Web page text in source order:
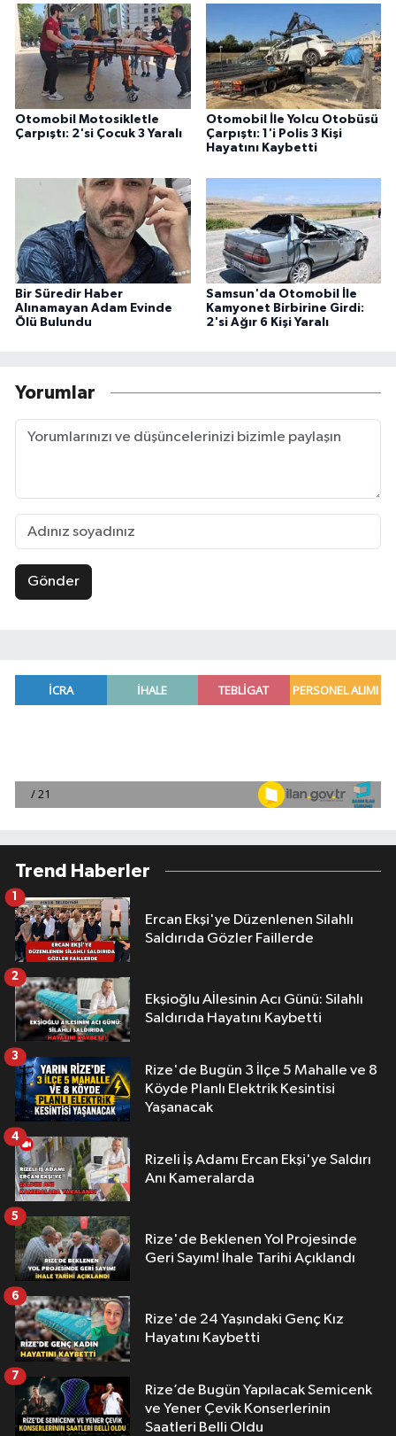
Otomobil Motosikletle
Çarpıştı: 2'si Çocuk 3 Yaralı
Otomobil İle Yolcu Otobüsü
Çarpıştı: 1'i Polis 3 Kişi
Hayatını Kaybetti
Bir Süredir Haber
Alınamayan Adam Evinde
Ölü Bulundu
Samsun'da Otomobil İle
Kamyonet Birbirine Girdi:
2'si Ağır 6 Kişi Yaralı
Yorumlar
Gönder
Trend Haberler
Ercan Ekşi'ye Düzenlenen Silahlı
Saldırıda Gözler Faillerde
1
Ekşioğlu Aİlesinin Acı Günü: Silahlı
Saldırıda Hayatını Kaybetti
2
Rize'de Bugün 3 İlçe 5 Mahalle ve 8
Köyde Planlı Elektrik Kesintisi
Yaşanacak
3
Rizeli İş Adamı Ercan Ekşi'ye Saldırı
Anı Kameralarda
4
Rize'de Beklenen Yol Projesinde
Geri Sayım! İhale Tarihi Açıklandı
5
Rize'de 24 Yaşındaki Genç Kız
Hayatını Kaybetti
6
Rize’de Bugün Yapılacak Semicenk
ve Yener Çevik Konserlerinin
Saatleri Belli Oldu
7